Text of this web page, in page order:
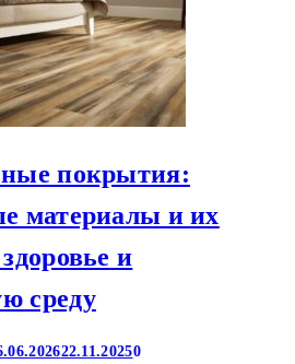
покрытия:
материалы и их
и
среду
22.11.20250